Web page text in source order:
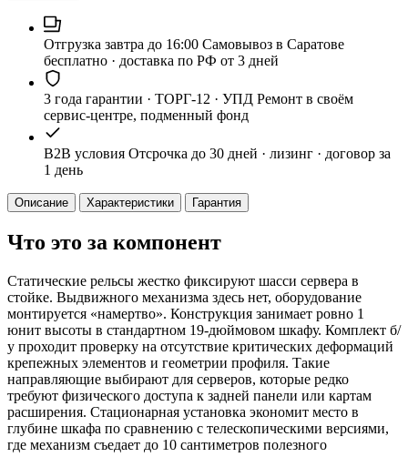
USED
R630/R640
Отгрузка завтра до 16:00 Самовывоз в Саратове
бесплатно · доставка по РФ от 3 дней
3 года гарантии · ТОРГ-12 · УПД Ремонт в своём
сервис-центре, подменный фонд
B2B условия Отсрочка до 30 дней · лизинг · договор за
1 день
Описание Характеристики Гарантия
Что это за компонент
Статические рельсы жестко фиксируют шасси сервера в
стойке. Выдвижного механизма здесь нет, оборудование
монтируется «намертво». Конструкция занимает ровно 1
юнит высоты в стандартном 19-дюймовом шкафу. Комплект б/
у проходит проверку на отсутствие критических деформаций
крепежных элементов и геометрии профиля. Такие
направляющие выбирают для серверов, которые редко
требуют физического доступа к задней панели или картам
расширения. Стационарная установка экономит место в
глубине шкафа по сравнению с телескопическими версиями,
где механизм съедает до 10 сантиметров полезного